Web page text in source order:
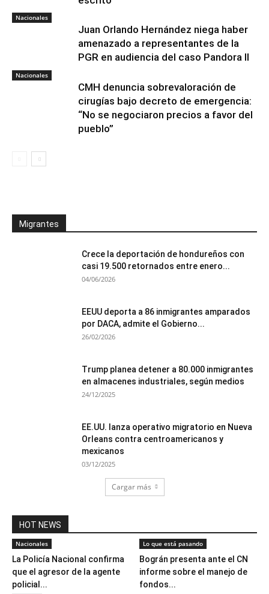
Nacionales
Juan Orlando Hernández niega haber
amenazado a representantes de la
PGR en audiencia del caso Pandora II
Nacionales
CMH denuncia sobrevaloración de
cirugías bajo decreto de emergencia:
“No se negociaron precios a favor del
pueblo”
Migrantes
Crece la deportación de hondureños con
casi 19.500 retornados entre enero...
04/06/2026
EEUU deporta a 86 inmigrantes amparados
por DACA, admite el Gobierno...
26/02/2026
Trump planea detener a 80.000 inmigrantes
en almacenes industriales, según medios
24/12/2025
EE.UU. lanza operativo migratorio en Nueva
Orleans contra centroamericanos y
mexicanos
03/12/2025
Cargar más
HOT NEWS
Nacionales
La Policía Nacional confirma
que el agresor de la agente
policial...
Lo que está pasando
Bográn presenta ante el CN
informe sobre el manejo de
fondos...